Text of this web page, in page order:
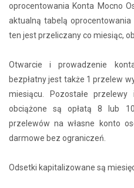
oprocentowania Konta Mocno
aktualną tabelą oprocentowania
ten jest przeliczany co miesiąc,
Otwarcie i prowadzenie
bezpłatny jest także 1 przelew
miesiącu. Pozostałe
obciążone są opłatą 8 lub
przelewów na własne konto
darmowe bez ograniczeń.
Odsetki kapitalizowane są